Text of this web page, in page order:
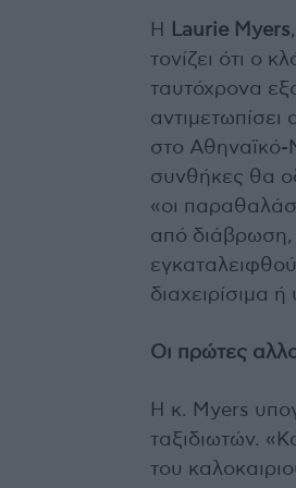
Η Laurie Myers
τονίζει ότι ο
ταυτόχρονα
στο Αθηναϊκό-
συνθήκες θα
«οι
από διάβρωση,
διαχειρίσιμα
Οι πρώτες
Η κ. Myers
ταξιδιωτών.
του